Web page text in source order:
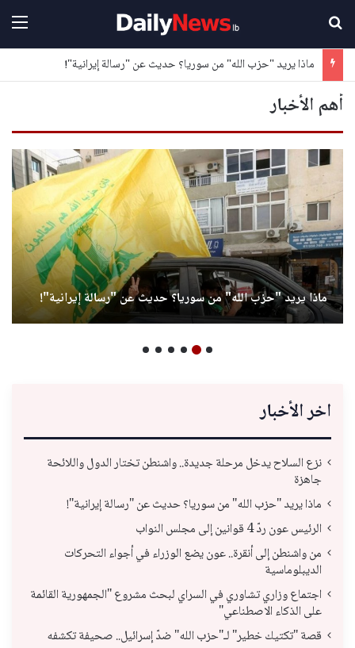
ماذا يريد "حزب الله" من سوريا؟ حديث عن "رسالة إيرانية"!
أهم الأخبار
ماذا يريد "حزب الله" من سوريا؟ حديث عن "رسالة إيرانية"!
اخر الأخبار
نزع السلاح يدخل مرحلة جديدة.. واشنطن تختار الدول واللائحة
جاهزة
ماذا يريد "حزب الله" من سوريا؟ حديث عن "رسالة إيرانية"!
الرئيس عون ردّ 4 قوانين إلى مجلس النواب
من واشنطن إلى أنقرة.. عون يضع الوزراء في أجواء التحركات
الديبلوماسية
اجتماع وزاري تشاوري في السراي لبحث مشروع "الجمهورية القائمة
على الذكاء الاصطناعي"
قصة "تكتيك خطير" لـ"حزب الله" ضدّ إسرائيل.. صحيفة تكشفه